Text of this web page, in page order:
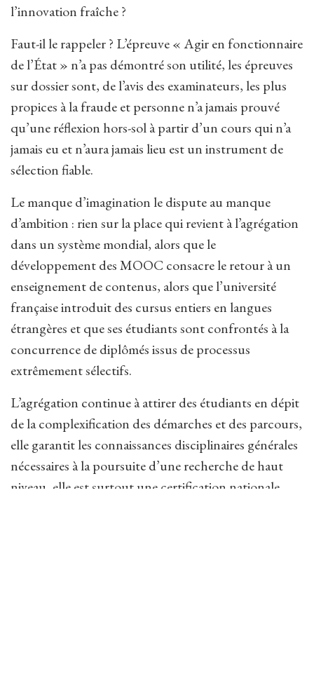
l’innovation fraîche ?
Faut-il le rappeler ? L’épreuve « Agir en fonctionnaire
de l’État » n’a pas démontré son utilité, les épreuves
sur dossier sont, de l’avis des examinateurs, les plus
propices à la fraude et personne n’a jamais prouvé
qu’une réflexion hors-sol à partir d’un cours qui n’a
jamais eu et n’aura jamais lieu est un instrument de
sélection fiable.
Le manque d’imagination le dispute au manque
d’ambition : rien sur la place qui revient à l’agrégation
dans un système mondial, alors que le
développement des MOOC consacre le retour à un
enseignement de contenus, alors que l’université
française introduit des cursus entiers en langues
étrangères et que ses étudiants sont confrontés à la
concurrence de diplômés issus de processus
extrêmement sélectifs.
L’agrégation continue à attirer des étudiants en dépit
de la complexification des démarches et des parcours,
elle garantit les connaissances disciplinaires générales
nécessaires à la poursuite d’une recherche de haut
niveau, elle est surtout une certification nationale